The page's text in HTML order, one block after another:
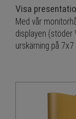
Visa
Med vår
displayen (stöder
urskärning på